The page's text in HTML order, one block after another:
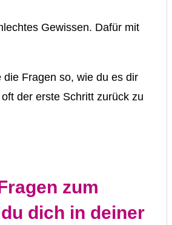
Gewissen. Dafür mit
Fragen so, wie du es dir
der erste Schritt zurück zu
zum
dich in deiner